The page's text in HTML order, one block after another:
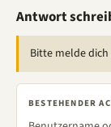
Antwort
Bitte melde
BESTEHENDER